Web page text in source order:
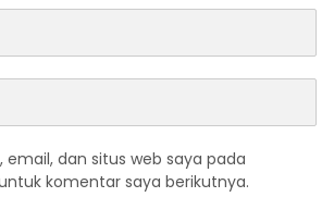
email, dan situs web saya pada
komentar saya berikutnya.